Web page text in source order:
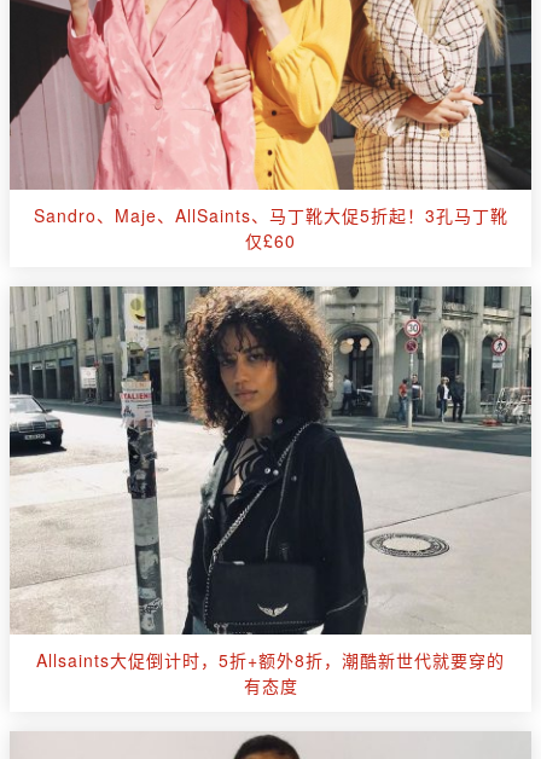
Sandro、Maje、AllSaints、马丁靴大促5折起！3孔马丁靴
仅£60
Allsaints大促倒计时，5折+额外8折，潮酷新世代就要穿的
有态度